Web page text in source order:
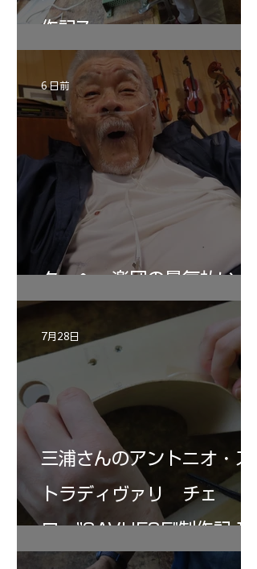
作記7
ターヘー楽団の暑気払い
6 日前
三浦さんのアントニオ・ス
トラディヴァリ チェ
ロ ”SAVUESE"制作記１2
7月28日